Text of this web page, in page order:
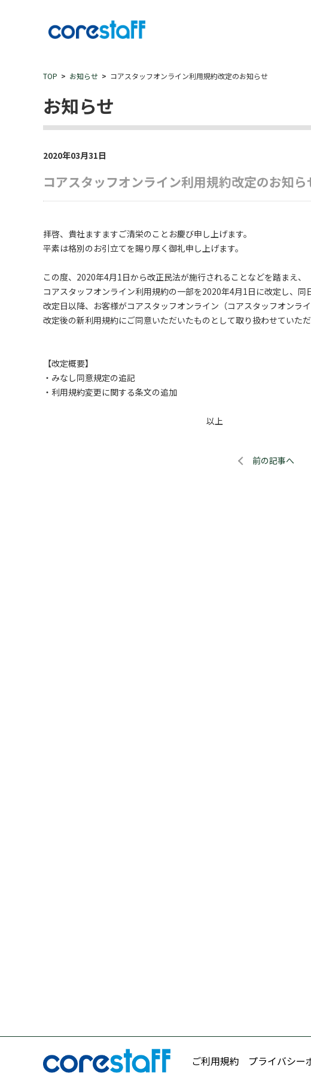
TOP お知らせ コアスタッフオンライン利用規約改定のお知らせ
お知らせ
2020年03月31日
コアスタッフオンライン利用規約改定のお知ら
拝啓、貴社ますますご清栄のことお慶び申し上げます。
平素は格別のお引立てを賜り厚く御礼申し上げます。
この度、2020年4月1日から改正民法が施行されることなどを踏まえ、
コアスタッフオンライン利用規約の一部を2020年4月1日に改定し、同
改定日以降、お客様がコアスタッフオンライン（コアスタッフオンラ
改定後の新利用規約にご同意いただいたものとして取り扱わせていた
【改定概要】
・みなし同意規定の追記
・利用規約変更に関する条文の追加
以上
前の記事へ
ご利用規約 プライバシー